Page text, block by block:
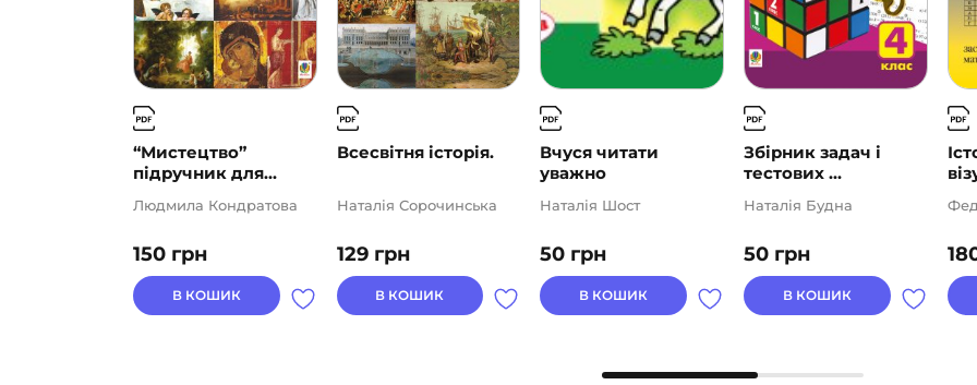
“Мистецтво”
підручник для...
150 грн
Людмила Кондратова
В КОШИК
Всесвітня історія.
129 грн
Наталія Сорочинська
В КОШИК
Вчуся читати
уважно
50 грн
Наталія Шост
В КОШИК
Збірник задач і
тестових ...
50 грн
Наталія Будна
В КОШИК